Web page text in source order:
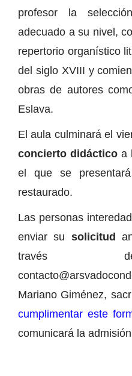
profesor la
adecuado a su nivel,
repertorio organístico
del siglo XVIII y
obras de autores
Eslava.
El aula culminará el
concierto didáctico a
el que se
restaurado.
Las personas
enviar su solicitud
través
Mariano Giménez,
cumplimentar este
comunicará la